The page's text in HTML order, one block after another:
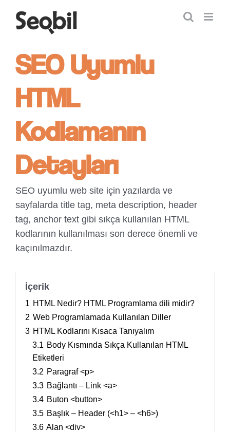
SEO Uyumlu
HTML
Kodlamanın
Detayları
SEO uyumlu web site için yazılarda ve
sayfalarda title tag, meta description, header
tag, anchor text gibi sıkça kullanılan HTML
kodlarının kullanılması son derece önemli ve
kaçınılmazdır.
İçerik
1 HTML Nedir? HTML Programlama dili midir?
2 Web Programlamada Kullanılan Diller
3 HTML Kodlarını Kısaca Tanıyalım
3.1 Body Kısmında Sıkça Kullanılan HTML
Etiketleri
3.2 Paragraf <p>
3.3 Bağlantı – Link <a>
3.4 Buton <button>
3.5 Başlık – Header (<h1> – <h6>)
3.6 Alan <div>